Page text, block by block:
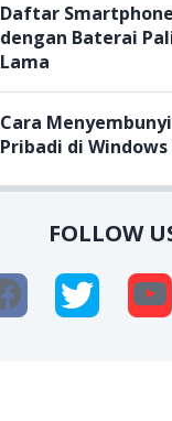
Daftar
dengan Baterai
Lama
Cara
Pribadi di Windows
FOLLOW